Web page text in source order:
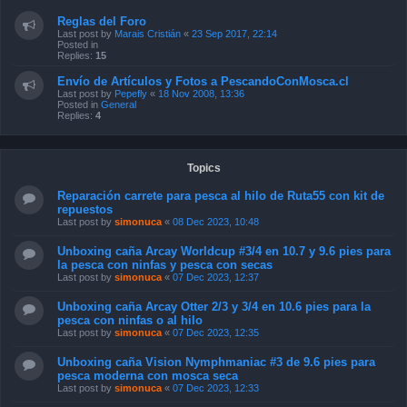
Reglas del Foro
Last post by Marais Cristián « 23 Sep 2017, 22:14
Posted in
Replies: 15
Envío de Artículos y Fotos a PescandoConMosca.cl
Last post by Pepefly « 18 Nov 2008, 13:36
Posted in General
Replies: 4
Topics
Reparación carrete para pesca al hilo de Ruta55 con kit de
repuestos
Last post by simonuca « 08 Dec 2023, 10:48
Unboxing caña Arcay Worldcup #3/4 en 10.7 y 9.6 pies para
la pesca con ninfas y pesca con secas
Last post by simonuca « 07 Dec 2023, 12:37
Unboxing caña Arcay Otter 2/3 y 3/4 en 10.6 pies para la
pesca con ninfas o al hilo
Last post by simonuca « 07 Dec 2023, 12:35
Unboxing caña Vision Nymphmaniac #3 de 9.6 pies para
pesca moderna con mosca seca
Last post by simonuca « 07 Dec 2023, 12:33